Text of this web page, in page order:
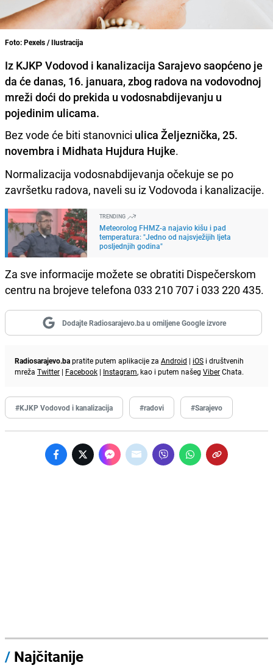
Foto: Pexels / Ilustracija
Iz KJKP Vodovod i kanalizacija Sarajevo saopćeno je
da će danas, 16. januara, zbog radova na vodovodnoj
mreži doći do prekida u vodosnabdijevanju u
pojedinim ulicama.
Bez vode će biti stanovnici ulica Željeznička, 25.
novembra i Midhata Hujdura Hujke.
Normalizacija vodosnabdijevanja očekuje se po
završetku radova, naveli su iz Vodovoda i kanalizacije.
TRENDING
Meteorolog FHMZ-a najavio kišu i pad
temperatura: "Jedno od najsvježijih ljeta
posljednjih godina"
Za sve informacije možete se obratiti Dispečerskom
centru na brojeve telefona 033 210 707 i 033 220 435.
Dodajte Radiosarajevo.ba u omiljene Google izvore
Radiosarajevo.bapratite putem aplikacije za Android | iOS i društvenih
mreža Twitter | Facebook | Instagram, kao i putem našeg ViberChata.
#KJKP Vodovod i kanalizacija #radovi #Sarajevo
/ Najčitanije